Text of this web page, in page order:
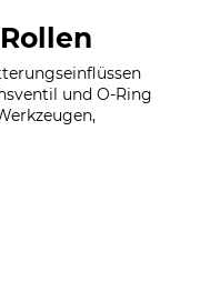
und O-Ring